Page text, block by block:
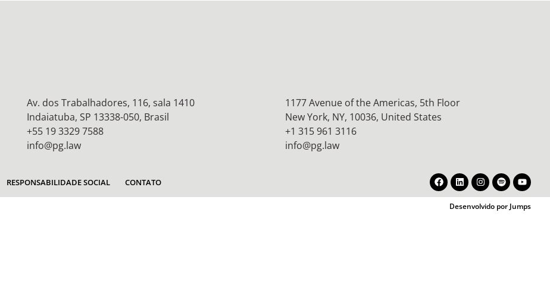
Av. dos Trabalhadores, 116, sala 1410
Indaiatuba, SP 13338-050, Brasil
+55 19 3329 7588
info@pg.law
1177 Avenue of the Americas, 5th Floor
New York, NY, 10036, United States
+1 315 961 3116
info@pg.law
RESPONSABILIDADE SOCIAL CONTATO
Desenvolvido por Jumps